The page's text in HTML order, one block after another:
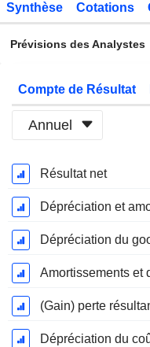
Synthèse Cotations
Prévisions des Analystes
Compte de Résultat
Annuel
Période
Fiscale:
Décembre
Résultat net
Dépréciation et
Amortissements et
(Gain) perte